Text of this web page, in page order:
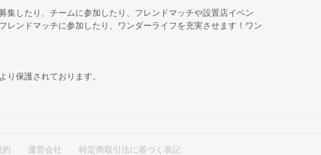
したり、チームに参加したり、フレンドマッチや設置店イベン
レンドマッチに参加したり、ワンダーライフを充実させます！ワン
保護されております。
約 運営会社 特定商取引法に基づく表記